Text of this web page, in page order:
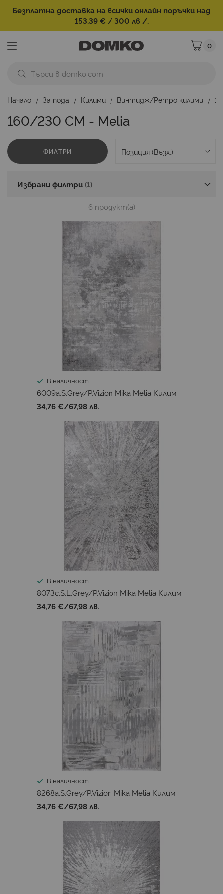
Безплатна доставка на всички онлайн поръчки над
153.39 € / 300 лв /.
Моята
0
Начало За пода Килими Винтидж/Ретро килими
160/230 СМ - Melia
ФИЛТРИ
Избрани филтри
6 продукт(а)
В наличност
6009a.S.Grey/P.Vizion Mika Melia Килим
34,76 €/67,98 лв.
В наличност
8073c.S.L.Grey/P.Vizion Mika Melia Килим
34,76 €/67,98 лв.
В наличност
8268a.S.Grey/P.Vizion Mika Melia Килим
34,76 €/67,98 лв.